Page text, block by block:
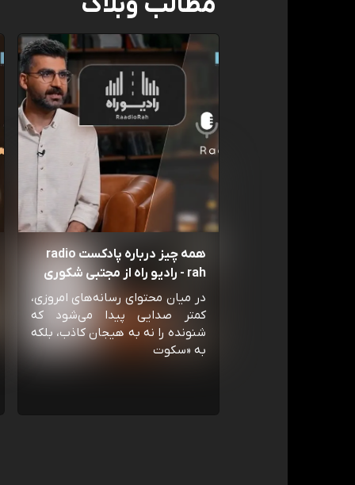
همه چیز درباره پادکست radio
rah - رادیو راه از مجتبی شکوری
در میان محتوای رسانه‌های امروزی،
کمتر صدایی پیدا می‌شود که
شنونده را نه به هیجان کاذب، بلکه
به «سکوت